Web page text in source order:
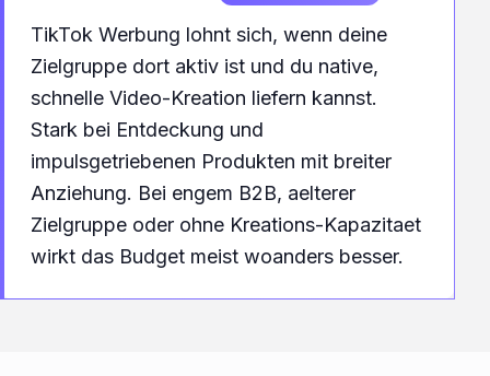
TikTok Werbung lohnt sich, wenn deine
Zielgruppe dort aktiv ist und du native,
schnelle Video-Kreation liefern kannst.
Stark bei Entdeckung und
impulsgetriebenen Produkten mit breiter
Anziehung. Bei engem B2B, aelterer
Zielgruppe oder ohne Kreations-Kapazitaet
wirkt das Budget meist woanders besser.